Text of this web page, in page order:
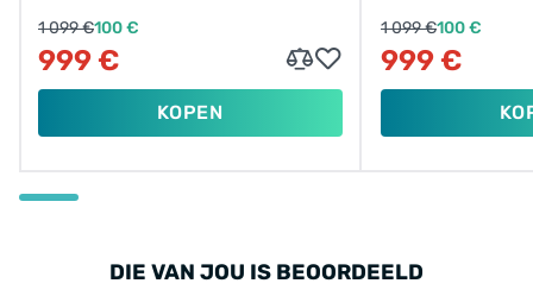
1 099 €100 €
999 €
KOPEN
1 099 €100 €
999 €
DIE VAN JOU IS BEOORDEELD